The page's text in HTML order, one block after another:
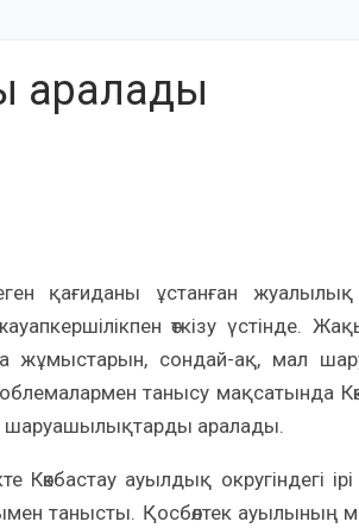
аралады
қағиданы ұстанған жуалылық
өткізу үстінде.
жұмыстарын, сондай-ақ, мал
танысу мақсатында
шаруашылықтарды аралады.
Көкбастау ауылдық округіндегі
танысты. Қосбөлтек ауылының